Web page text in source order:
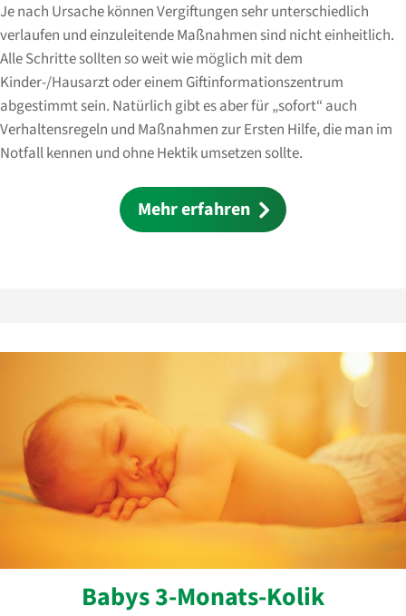
Je nach Ursache können Vergiftungen sehr unterschiedlich
verlaufen und einzuleitende Maßnahmen sind nicht einheitlich.
Alle Schritte sollten so weit wie möglich mit dem
Kinder-/Hausarzt oder einem Giftinformationszentrum
abgestimmt sein. Natürlich gibt es aber für „sofort“ auch
Verhaltensregeln und Maßnahmen zur Ersten Hilfe, die man im
Notfall kennen und ohne Hektik umsetzen sollte.
Mehr erfahren
Babys 3-Monats-Kolik